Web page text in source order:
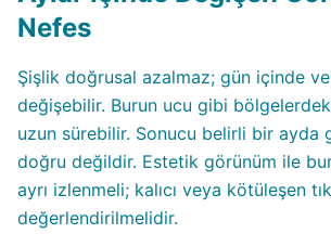
Nefes
Şişlik doğrusal azalmaz; gün içinde
değişebilir. Burun ucu gibi
uzun sürebilir. Sonucu belirli bir ayda
doğru değildir. Estetik görünüm ile
ayrı izlenmeli; kalıcı veya kötüleşen
değerlendirilmelidir.